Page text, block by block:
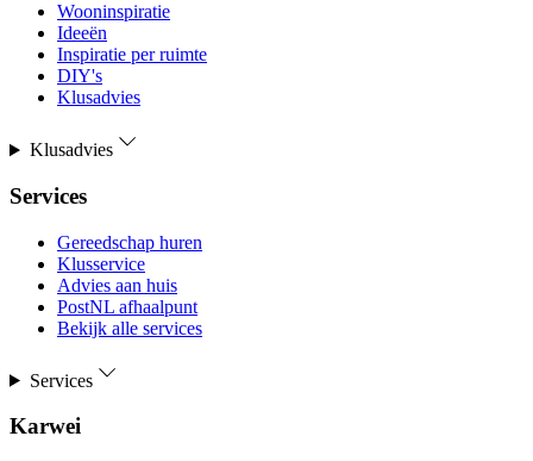
Wooninspiratie
Ideeën
Inspiratie per ruimte
DIY's
Klusadvies
Klusadvies
Services
Gereedschap huren
Klusservice
Advies aan huis
PostNL afhaalpunt
Bekijk alle services
Services
Karwei